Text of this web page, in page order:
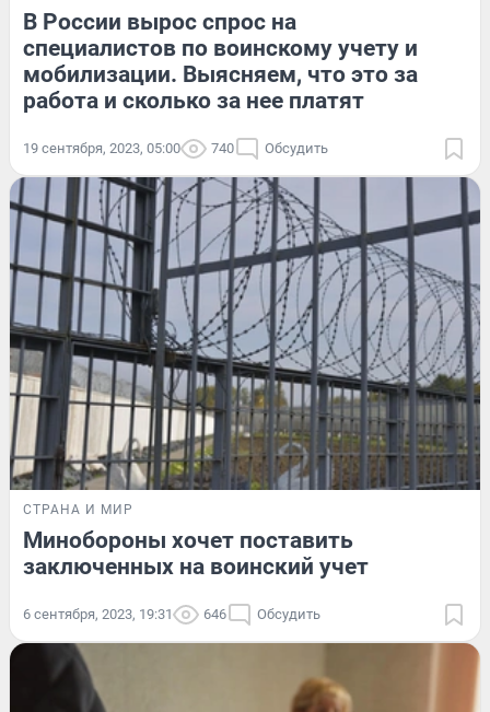
В России вырос спрос на
специалистов по воинскому учету и
мобилизации. Выясняем, что это за
работа и сколько за нее платят
19 сентября, 2023, 05:00 740 Обсудить
СТРАНА И МИР
Минобороны хочет поставить
заключенных на воинский учет
6 сентября, 2023, 19:31 646 Обсудить